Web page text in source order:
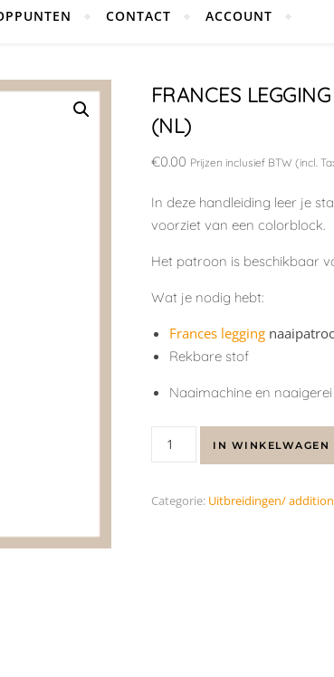
CONTACT ACCOUNT
FRANCES
(NL)
€0.00 Prijzen inclusief BTW (incl.
In deze handleiding leer je
voorziet van een colorblock.
Het patroon is beschikbaar
Wat je nodig hebt:
Frances legging
Rekbare stof
Naaimachine en naaigerei
IN WINKELWAGEN
Categorie: Uitbreidingen/